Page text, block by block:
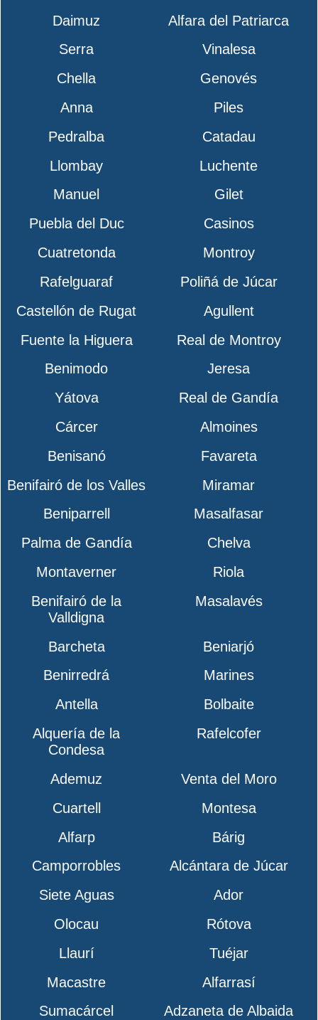
Daimuz
Alfara del Patriarca
Serra
Vinalesa
Chella
Genovés
Anna
Piles
Pedralba
Catadau
Llombay
Luchente
Manuel
Gilet
Puebla del Duc
Casinos
Cuatretonda
Montroy
Rafelguaraf
Poliñá de Júcar
Castellón de Rugat
Agullent
Fuente la Higuera
Real de Montroy
Benimodo
Jeresa
Yátova
Real de Gandía
Cárcer
Almoines
Benisanó
Favareta
Benifairó de los Valles
Miramar
Beniparrell
Masalfasar
Palma de Gandía
Chelva
Montaverner
Riola
Benifairó de la
Valldigna
Masalavés
Barcheta
Beniarjó
Benirredrá
Marines
Antella
Bolbaite
Alquería de la
Condesa
Rafelcofer
Ademuz
Venta del Moro
Cuartell
Montesa
Alfarp
Bárig
Camporrobles
Alcántara de Júcar
Siete Aguas
Ador
Olocau
Rótova
Llaurí
Tuéjar
Macastre
Alfarrasí
Sumacárcel
Adzaneta de Albaida